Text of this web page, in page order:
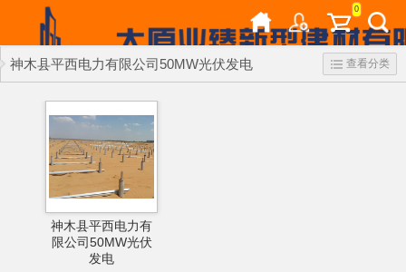
0
神木县平西电力有限公司50MW光伏发电 查看分类
神木县平西电力有
限公司50MW光伏
发电